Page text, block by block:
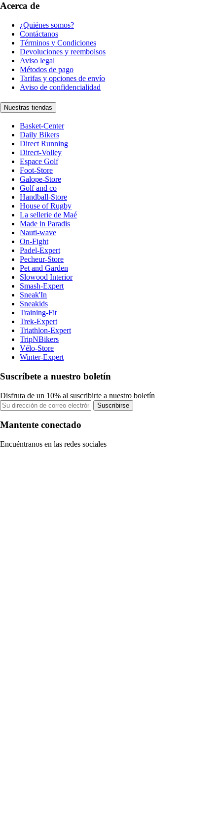
Acerca de
¿Quiénes somos?
Contáctanos
Términos y Condiciones
Devoluciones y reembolsos
Aviso legal
Métodos de pago
Tarifas y opciones de envío
Aviso de confidencialidad
Nuestras tiendas
Basket-Center
Daily Bikers
Direct Running
Direct-Volley
Espace Golf
Foot-Store
Galope-Store
Golf and co
Handball-Store
House of Rugby
La sellerie de Maé
Made in Paradis
Nauti-wave
On-Fight
Padel-Expert
Pecheur-Store
Pet and Garden
Slowood Interior
Smash-Expert
Sneak'In
Sneakids
Training-Fit
Trek-Expert
Triathlon-Expert
TripNBikers
Vélo-Store
Winter-Expert
Suscríbete a nuestro boletín
Disfruta de un 10% al suscribirte a nuestro boletín
Suscribirse
Mantente conectado
Encuéntranos en las redes sociales